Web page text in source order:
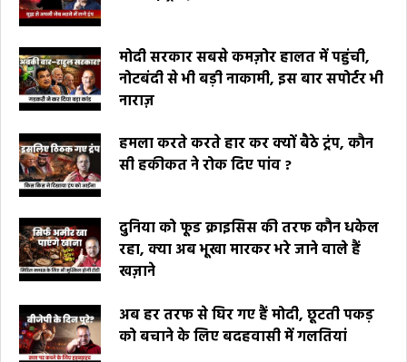
मोदी सरकार सबसे कमज़ोर हालत में पहुंची,
नोटबंदी से भी बड़ी नाकामी, इस बार सपोर्टर भी
नाराज़
हमला करते करते हार कर क्यों बैठे ट्रंप, कौन
सी हकीकत ने रोक दिए पांव ?
दुनिया को फूड क्राइसिस की तरफ कौन धकेल
रहा, क्या अब भूखा मारकर भरे जाने वाले हैं
खज़ाने
अब हर तरफ से घिर गए हैं मोदी, छूटती पकड़
को बचाने के लिए बदहवासी में गलतियां